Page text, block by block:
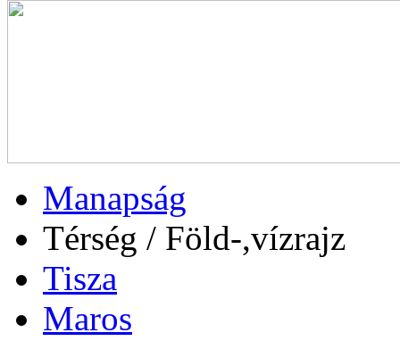
Manapság
Térség / Föld-,vízrajz
Tisza
Maros